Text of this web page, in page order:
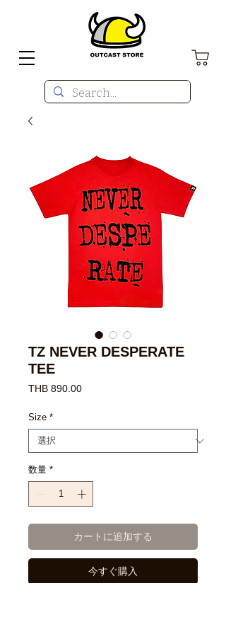
TZ NEVER DESPERATE
TEE
THB 890.00価
Size *
数量 *
カートに追加する
今すぐ購入